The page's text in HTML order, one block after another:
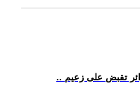
تقبض على زعيم